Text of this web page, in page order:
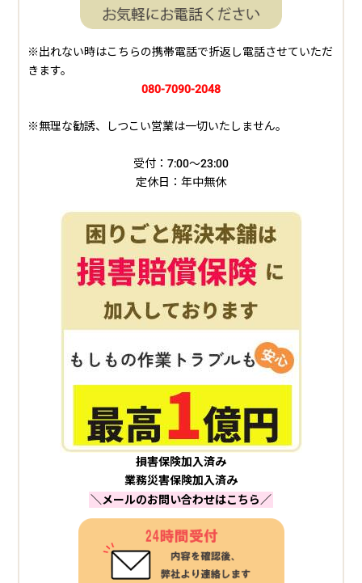
※出れない時はこちらの携帯電話で折返し電話させていただ
きます。
080-7090-2048
※無理な勧誘、しつこい営業は一切いたしません。
受付：7:00～23:00
定休日：年中無休
損害保険加入済み
業務災害保険加入済み
＼メールのお問い合わせはこちら／